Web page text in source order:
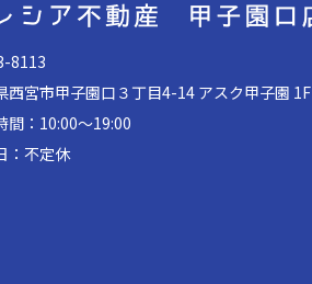
8113
西宮市甲子園口３丁目4-14 アスク甲子園 1F
間：10:00～19:00
：不定休